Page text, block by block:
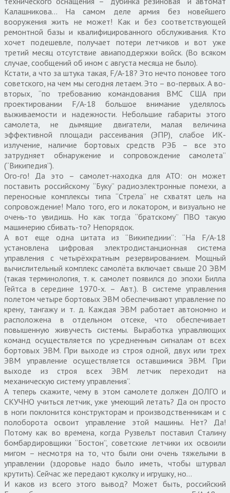
Калашникова… На самом деле армия без новейшего
вооружения жить не может! Как и без соответствующей
ремонтной базы и квалифицированного обслуживания. Кто
хочет подешевле, получает потери летчиков и вот уже
третий месяц отсутствие авиаподдержки войск. (Во всяком
случае, сообщений об ином с августа месяца не было).
Кстати, а что за штука такая, F/A-18? Это нечто поновее того
советского, на чем мы сегодня летаем. Это – во-первых. А во-
вторых, “по требованию командования ВМС США при
проектировании F/A-18 большое внимание уделялось
выживаемости и надежности. Небольшие габариты этого
самолета, не дымящие двигатели, малая величина
эффективной площади рассеивания (ЭПР), слабое ИК-
излучение, наличие бортовых средств РЭБ – все это
затрудняет обнаружение и сопровождение самолета”
(“Википедия”).
Ого-го! Да это – самолет-находка для АТО: он может
поставить российскому “Буку” радиоэлектронные помехи, а
переносные комплексы типа “Стрела” не схватят цель на
сопровождение! Мало того, его и локатором, и визуально не
очень-то увидишь. Но как тогда “братскому” ПВО такую
машинерию сбивать-то? Непорядок.
А вот еще одна цитата из “Википедиии”: “На F/A-18
установлена цифровая электродистанционная система
управления с четырёхкратным резервированием. Мощный
вычислительный комплекс самолёта включает свыше 20 ЭВМ
(такая терминология, т. к. самолет появился до эпохи Билла
Гейтса в середине 1970-х. – Авт.). В системе управления
полетом четыре бортовых ЭВМ обеспечивают управление по
крену, тангажу и т. д. Каждая ЭВМ работает автономно и
расположена в отдельном отсеке, что обеспечивает
повышенную живучесть системы. Выработка управляющих
команд осуществляется по усредненным сигналам от всех
бортовых ЭВМ. При выходе из строя одной, двух или трех
ЭВМ управление осуществляется оставшимися ЭВМ. При
выходе из строя всех ЭВМ летчик переходит на
механическую систему управления”.
А теперь скажите, чему в этом самолете должен ДОЛГО и
СКУЧНО учиться летчик, уже умеющий летать? Да он просто
в ноги поклонится конструкторам и производственникам и с
полоборота освоит управление этой машины. Нет? Да!
Потому как во времена, когда Рузвельт поставил Сталину
бомбардировщики “Бостон”, советские летчики их освоили
мигом – несмотря на то, что были они очень тяжелыми в
управлении (здоровье надо было иметь, чтобы штурвал
крутить). Сейчас же передают куколку и игрушку, но…
И каков из всего этого вывод? Может быть, российский